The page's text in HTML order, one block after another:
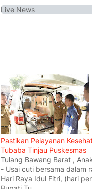
Live News
Pastikan Pelayanan
Tubaba Tinjau Puskesmas
Tulang Bawang Barat ,
- Usai cuti bersama dalam
Hari Raya Idul Fitri, (hari